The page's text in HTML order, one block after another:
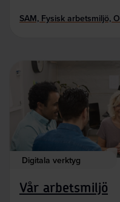
SAM, Fysisk arbetsmiljö,
Digitala verktyg
Vår arbetsmiljö